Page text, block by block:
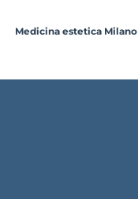
Medicina estetica Milano